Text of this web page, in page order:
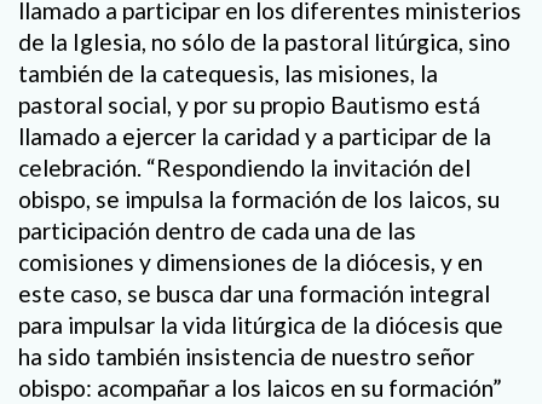
llamado a participar en los diferentes ministerios
de la Iglesia, no sólo de la pastoral litúrgica, sino
también de la catequesis, las misiones, la
pastoral social, y por su propio Bautismo está
llamado a ejercer la caridad y a participar de la
celebración. “Respondiendo la invitación del
obispo, se impulsa la formación de los laicos, su
participación dentro de cada una de las
comisiones y dimensiones de la diócesis, y en
este caso, se busca dar una formación integral
para impulsar la vida litúrgica de la diócesis que
ha sido también insistencia de nuestro señor
obispo: acompañar a los laicos en su formación”